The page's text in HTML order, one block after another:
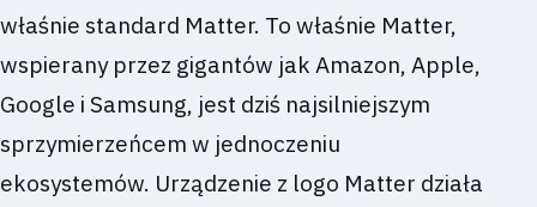
właśnie standard Matter. To właśnie Matter,
wspierany przez gigantów jak Amazon, Apple,
Google i Samsung, jest dziś najsilniejszym
sprzymierzeńcem w jednoczeniu
ekosystemów. Urządzenie z logo Matter działa